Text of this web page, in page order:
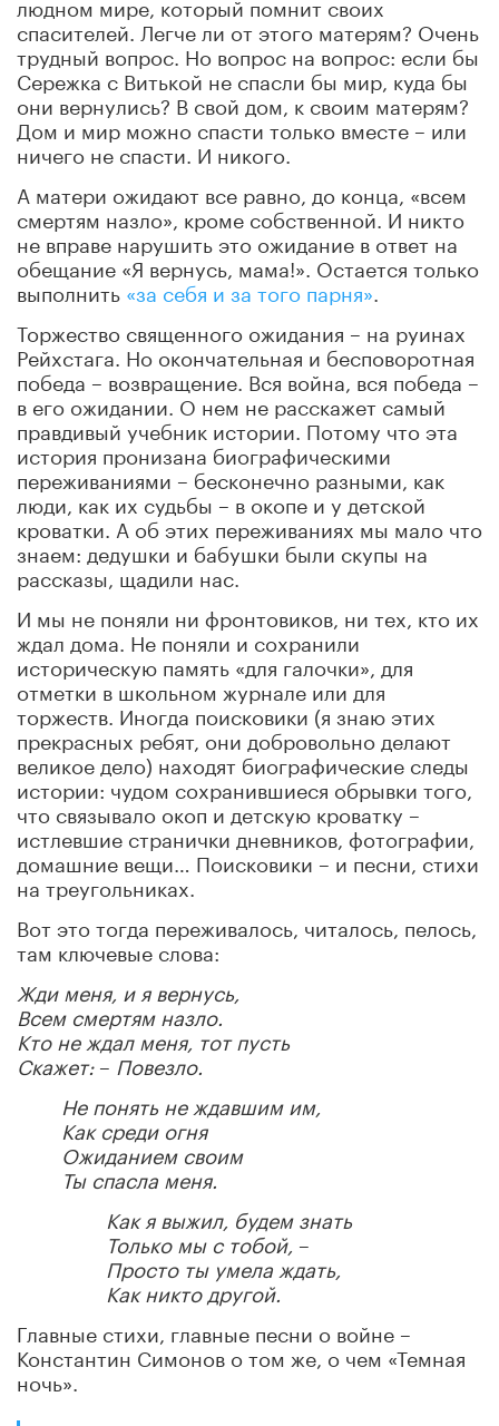
спасителей. Легче ли от этого матерям? Очень
трудный вопрос. Но вопрос на вопрос: если бы
Сережка с Витькой не спасли бы мир, куда бы
они вернулись? В свой дом, к своим матерям?
Дом и мир можно спасти только вместе – или
ничего не спасти. И никого.
А матери ожидают все равно, до конца, «всем
смертям назло», кроме собственной. И никто
не вправе нарушить это ожидание в ответ на
обещание «Я вернусь, мама!». Остается только
выполнить «за себя и за того парня»
Торжество священного ожидания – на руинах
Рейхстага. Но окончательная и бесповоротная
победа – возвращение. Вся война, вся победа –
в его ожидании. О нем не расскажет самый
правдивый учебник истории. Потому что эта
история пронизана биографическими
переживаниями – бесконечно разными, как
люди, как их судьбы – в окопе и у детской
кроватки. А об этих переживаниях мы мало что
знаем: дедушки и бабушки были скупы на
рассказы, щадили нас.
И мы не поняли ни фронтовиков, ни тех, кто их
ждал дома. Не поняли и сохранили
историческую память «для галочки», для
отметки в школьном журнале или для
торжеств. Иногда поисковики (я знаю этих
прекрасных ребят, они добровольно делают
великое дело) находят биографические следы
истории: чудом сохранившиеся обрывки того,
что связывало окоп и детскую кроватку –
истлевшие странички дневников, фотографии,
домашние вещи… Поисковики – и песни, стихи
на треугольниках.
Вот это тогда переживалось, читалось, пелось,
там ключевые слова:
Жди меня, и я вернусь,
Всем смертям назло.
Кто не ждал меня, тот пусть
Скажет:–Повезло.
Не понять не ждавшим им,
Как среди огня
Ожиданием своим
Ты спасла меня.
Как я выжил, будем знать
Только мы с тобой, –
Просто ты умела ждать,
Как никто другой.
Главные стихи, главные песни о войне –
Константин Симонов о том же, о чем «Темная
ночь».